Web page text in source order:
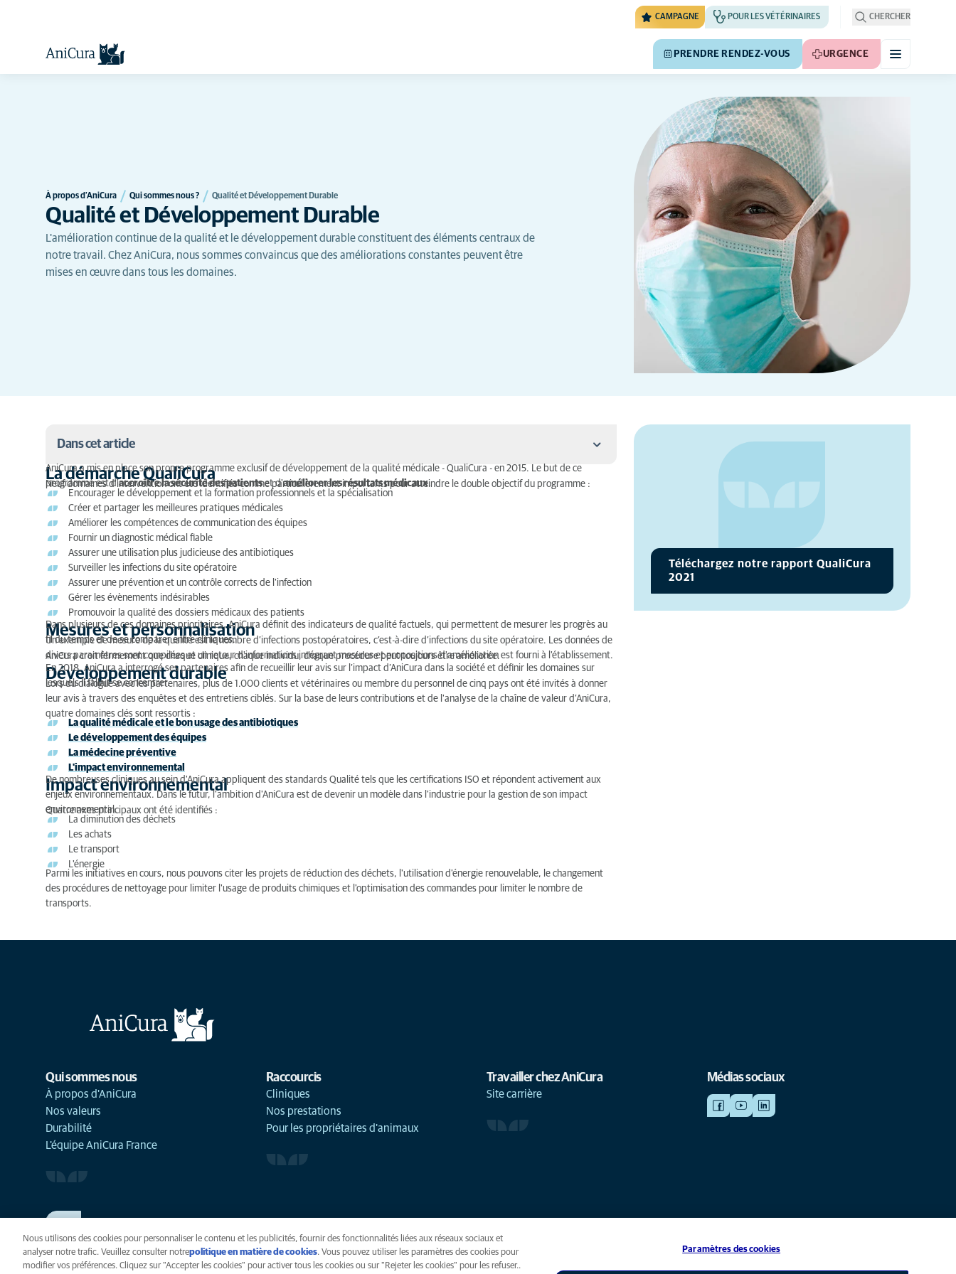
CAMPAGNE POUR LES VÉTÉRINAIRES CHERCHER
PRENDRE RENDEZ-VOUS URGENCE
À propos d’AniCura Qui sommes nous ? Qualité et Développement Durable
Qualité et Développement Durable
L'amélioration continue de la qualité et le développement durable constituent des éléments centraux de
notre travail. Chez AniCura, nous sommes convaincus que des améliorations constantes peuvent être
mises en œuvre dans tous les domaines.
Dans cet article
La démarche QualiCura
Mesures et personnalisation
Développement durable
Impact environnemental
La démarche QualiCura
AniCura a mis en place son propre programme exclusif de développement de la qualité médicale - QualiCura - en 2015. Le but de ce
programme est d'accroître la sécurité des patientset d'améliorer les résultats médicaux.
Neuf domaines d'intervention ont été identifiés comme particulièrement importants pour atteindre le double objectif du programme :
Encourager le développement et la formation professionnels et la spécialisation
Créer et partager les meilleures pratiques médicales
Améliorer les compétences de communication des équipes
Fournir un diagnostic médical fiable
Assurer une utilisation plus judicieuse des antibiotiques
Surveiller les infections du site opératoire
Assurer une prévention et un contrôle corrects de l'infection
Gérer les évènements indésirables
Promouvoir la qualité des dossiers médicaux des patients
Mesures et personnalisation
Dans plusieurs de ces domaines prioritaires, AniCura définit des indicateurs de qualité factuels, qui permettent de mesurer les progrès au
fil du temps et de se comparer entre cliniques.
Un exemple de mesure de la qualité est le nombre d’infections postopératoires, c’est-à-dire d’infections du site opératoire. Les données de
divers paramètres sont compilées et un retour d'informations intégrant mesures et propositions d'amélioration est fourni à l'établissement.
AniCura croit fermement que chaque clinique, chaque individu, chaque procédure peut toujours être améliorée.
Développement durable
En 2018, AniCura a interrogé ses partenaires afin de recueillir leur avis sur l’impact d’AniCura dans la société et définir les domaines sur
lesquels il fallait se concentrer.
Lors du dialogue avec les partenaires, plus de 1.000 clients et vétérinaires ou membre du personnel de cinq pays ont été invités à donner
leur avis à travers des enquêtes et des entretiens ciblés. Sur la base de leurs contributions et de l'analyse de la chaîne de valeur d’AniCura,
quatre domaines clés sont ressortis :
La qualité médicale et le bon usage des antibiotiques
Le développement des équipes
La médecine préventive
L'impact environnemental
Impact environnemental
De nombreuses cliniques au sein d'AniCura appliquent des standards Qualité tels que les certifications ISO et répondent activement aux
enjeux environnementaux. Dans le futur, l'ambition d'AniCura est de devenir un modèle dans l'industrie pour la gestion de son impact
environnemental.
Quatre axes principaux ont été identifiés :
La diminution des déchets
Les achats
Le transport
L'énergie
Parmi les initiatives en cours, nous pouvons citer les projets de réduction des déchets, l'utilisation d'énergie renouvelable, le changement
des procédures de nettoyage pour limiter l'usage de produits chimiques et l'optimisation des commandes pour limiter le nombre de
transports.
Téléchargez notre rapport QualiCura
2021
Qui sommes nous
À propos d'AniCura
Nos valeurs
Durabilité
L'équipe AniCura France
Raccourcis
Cliniques
Nos prestations
Pour les propriétaires d'animaux
Travailler chez AniCura
Site carrière
Médias sociaux
Voir nos offres d'emploi
Nous utilisons des cookies pour personnaliser le contenu et les publicités, fournir des fonctionnalités liées aux réseaux sociaux et
analyser notre trafic. Veuillez consulter notrepolitique en matière de cookies(opens in a new tab)
. Vous pouvez utiliser les paramètres des cookies pour
modifier vos préférences. Cliquez sur "Accepter les cookies" pour activer tous les cookies ou sur "Rejeter les cookies" pour les refuser..
Paramètres des cookies